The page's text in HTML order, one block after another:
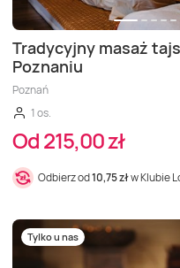
Tradycyjny masaż
Poznaniu
Poznań
1 os.
Od 215,00 zł
Odbierz od10,75 złw Klubie
Tylko u nas